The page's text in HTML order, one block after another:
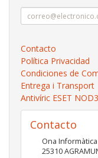
Contacto
Política Privacidad
Condiciones de
Entrega i Transport
Antivíric ESET
Contacto
Ona
25310